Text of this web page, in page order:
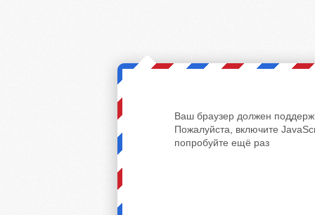
Ваш браузер должен
Пожалуйста, включите
попробуйте ещё раз